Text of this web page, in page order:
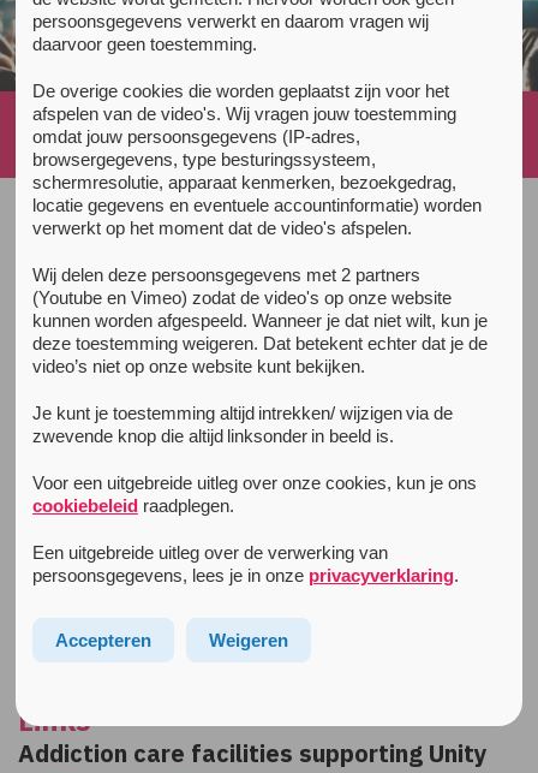
Home » All about drugs »
(Nederlands) Onderzoek en verder lezen
Unity Guide
Prepare
Partying & usage
The Afterparty
Sleep
Info for tourists
Extra info
Drug law and regulation
Body and brain
Complaints after drugusage
Links
Addiction care facilities supporting Unity
persoonsgegevens verwerkt en daarom vragen wij
daarvoor geen toestemming.
De overige cookies die worden geplaatst zijn voor het
afspelen van de video's. Wij vragen jouw toestemming
omdat jouw persoonsgegevens (IP-adres,
browsergegevens, type besturingssysteem,
schermresolutie, apparaat kenmerken, bezoekgedrag,
locatie gegevens en eventuele accountinformatie) worden
verwerkt op het moment dat de video's afspelen.
Wij delen deze persoonsgegevens met 2 partners
(Youtube en Vimeo) zodat de video's op onze website
kunnen worden afgespeeld. Wanneer je dat niet wilt, kun je
deze toestemming weigeren. Dat betekent echter dat je de
video’s niet op onze website kunt bekijken.
Je kunt je toestemming altijd intrekken/ wijzigen via de
zwevende knop die altijd linksonder in beeld is.
Voor een uitgebreide uitleg over onze cookies, kun je ons
cookiebeleidraadplegen.
Een uitgebreide uitleg over de verwerking van
persoonsgegevens, lees je in onze privacyverklaring.
Accepteren Weigeren